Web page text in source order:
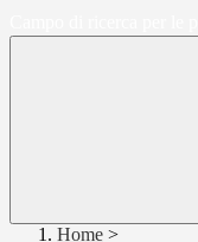
Home >